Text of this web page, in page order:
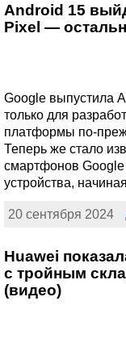
Android 15
Pixel —
Google выпустила
только для
платформы по-
Теперь же стало
смартфонов Google
устройства,
20 сентября 2024
Huawei
с тройным
(видео)